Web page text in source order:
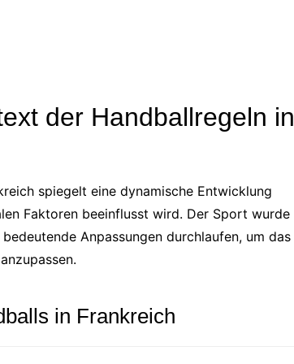
der Handballregeln in
spiegelt eine dynamische Entwicklung
Faktoren beeinflusst wird. Der Sport wurde
Anpassungen durchlaufen, um das
in Frankreich